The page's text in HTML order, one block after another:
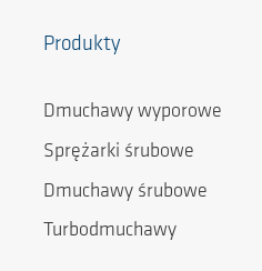
Produkty
Dmuchawy wyporowe
Sprężarki śrubowe
Dmuchawy śrubowe
Turbodmuchawy